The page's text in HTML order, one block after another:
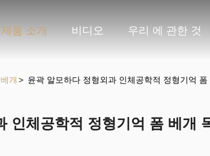
제품 소개 비디오 우리 에 관한 것
개 > 윤곽 알모하다 정형외과 인체공학적 정형기억
인체공학적 정형기억 폼 베개